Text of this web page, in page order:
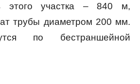
этого участка – 840 м,
трубы диаметром 200 мм.
по бестраншейной